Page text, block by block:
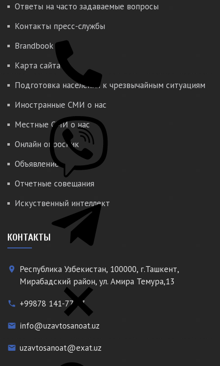
Ответы на часто задаваемые вопросы
Контакты пресс-службы
Brandbook
Карта сайта
Подготовка населения к чрезвычайным ситуациям
Иностранные СМИ о нас
Местные СМИ о нас
Онлайн опросник
Объявление
Отчетные совещания
Искуственный интеллект
КОНТАКТЫ
place
Республика Узбекистан, 100000, г.Ташкент,
Мирабадский район, ул. Амира Темура,13
phone +99878 141-77-77
email info@uzavtosanoat.uz
email uzavtosanoat@exat.uz